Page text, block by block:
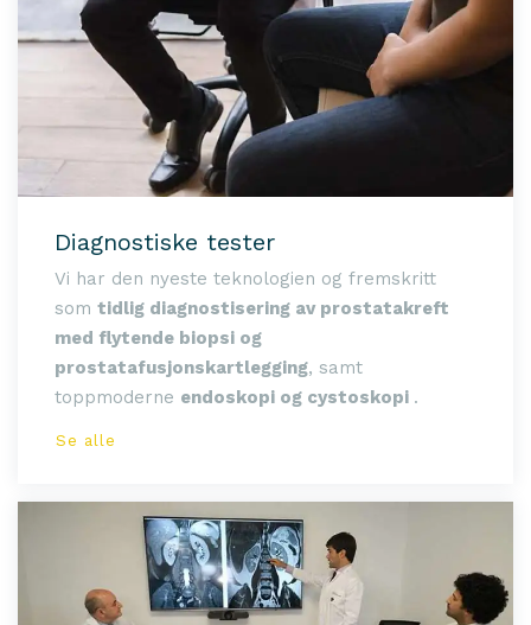
Diagnostiske tester
Vi har den nyeste teknologien og fremskritt
som tidlig diagnostisering av prostatakreft
med flytende biopsi og
prostatafusjonskartlegging, samt
toppmoderne endoskopi og cystoskopi .
Se alle